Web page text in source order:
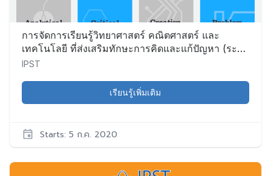
การจัดการเรียนรู้วิทยาศาสตร์ คณิตศาสตร์ และ
เทคโนโลยี ที่ส่งเสริมทักษะการคิดและแก้ปัญหา (ระดับ
มัธยมศึกษา)
IPST
เรียนรู้เพิ่มเติม
Starts: 5 ก.ค. 2020
IPST